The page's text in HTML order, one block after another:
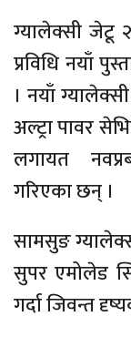
ग्यालेक्सी जेटू
प्रविधि नयाँ
। नयाँ
अल्ट्रा पावर
लगायत
गरिएका छन् ।
सामसुङ
सुपर एमोलेड
गर्दा जिवन्त